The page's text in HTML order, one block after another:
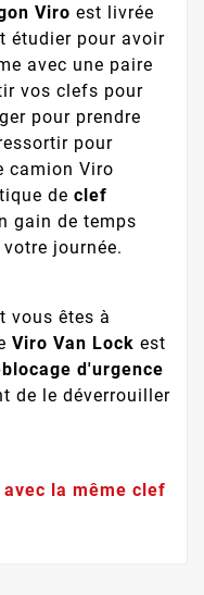
Viro est livrée
étudier pour avoir
avec une paire
vos clefs pour
pour prendre
pour
camion Viro
de clef
gain de temps
journée.
vous êtes à
Viro Van Lock est
d'urgence
de le déverrouiller
la même clef